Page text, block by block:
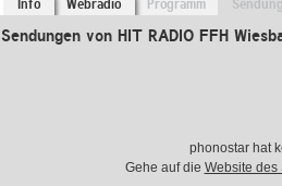
Info Webradio Programm
Sendungen von HIT RADIO FFH
phonostar hat
Gehe auf die Website des